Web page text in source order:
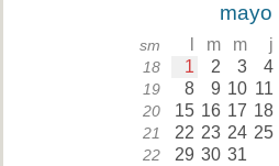
mayo
sm m m j
18 1 2 3 4
19 8 9 10 11
20 15 16 17 18
21 22 23 24 25
22 29 30 31